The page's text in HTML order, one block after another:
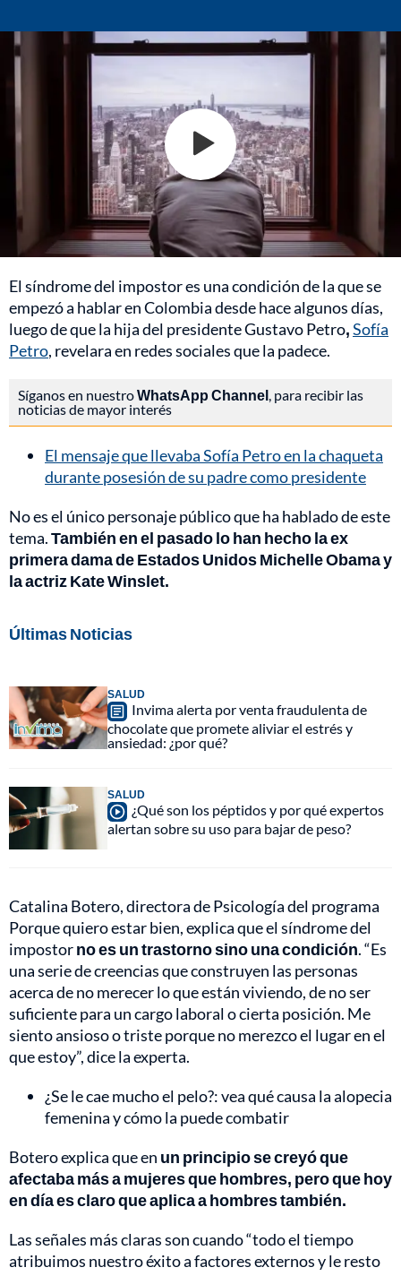
El síndrome del impostor es una condición de la que se
empezó a hablar en Colombia desde hace algunos días,
luego de que la hija del presidente Gustavo Petro,Sofía
Petro, revelara en redes sociales que la padece.
Síganos en nuestroWhatsApp Channel , para recibir las
noticias de mayor interés
El mensaje que llevaba Sofía Petro en la chaqueta
durante posesión de su padre como presidente
No es el único personaje público que ha hablado de este
tema.También en el pasado lo han hecho la ex
primera dama de Estados Unidos Michelle Obama y
la actriz Kate Winslet.
Últimas Noticias
SALUD
Invima alerta por venta fraudulenta de
chocolate que promete aliviar el estrés y
ansiedad: ¿por qué?
SALUD
¿Qué son los péptidos y por qué expertos
alertan sobre su uso para bajar de peso?
Catalina Botero, directora de Psicología del programa
Porque quiero estar bien, explica que el síndrome del
impostorno es un trastorno sino una condición. “Es
una serie de creencias que construyen las personas
acerca de no merecer lo que están viviendo, de no ser
suficiente para un cargo laboral o cierta posición. Me
siento ansioso o triste porque no merezco el lugar en el
que estoy”, dice la experta.
¿Se le cae mucho el pelo?: vea qué causa la alopecia
femenina y cómo la puede combatir
Botero explica que en un principio se creyó que
afectaba más a mujeres que hombres, pero que hoy
en día es claro que aplica a hombres también.
Las señales más claras son cuando “todo el tiempo
atribuimos nuestro éxito a factores externos y le resto